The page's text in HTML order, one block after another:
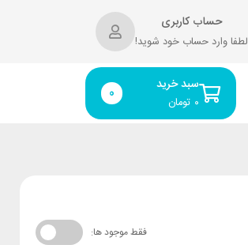
حساب کاربری
لطفا وارد حساب خود شوید!
سبد خرید
تومان ۰ 0
فقط موجود ها: